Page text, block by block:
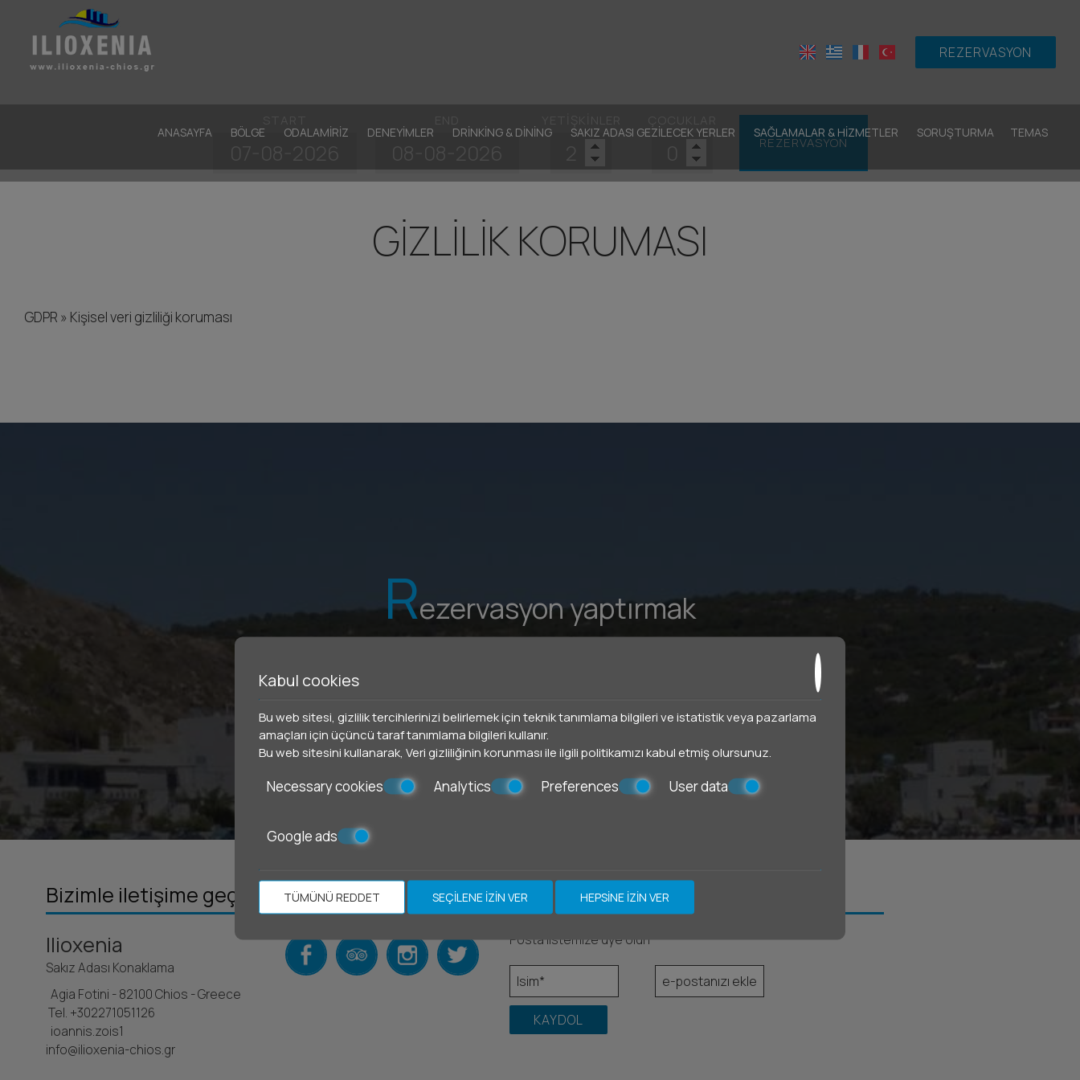
REZERVASYON
ANASAYFA BÖLGE ODALAMIRIZ DENEYIMLER DRINKING & DINING SAKIZ ADASI GEZILECEK YERLER SAĞLAMALAR & HIZMETLER SORUŞTURMA TEMAS
REZERVASYON
GIZLILIK KORUMASI
GDPR » Kişisel veri gizliliği koruması
Rezervasyon yaptırmak
Bizimle iletişime geçin
Ilioxenia
Sakız Adası Konaklama
Agia Fotini - 82100 Chios - Greece
Tel. +302271051126
ioannis.zois1
info@ilioxenia-chios.gr
Bizi takip edin Bülten
Posta listemize üye olun
KAYDOL
Kabul cookies
Bu web sitesi, gizlilik tercihlerinizi belirlemek için teknik tanımlama bilgileri ve istatistik veya pazarlama
amaçları için üçüncü taraf tanımlama bilgileri kullanır.
Bu web sitesini kullanarak, Veri gizliliğinin korunmasıile ilgili politikamızı kabul etmiş olursunuz.
Necessary cookies Analytics Preferences User data
Google ads
TÜMÜNÜ REDDET SEÇILENE IZIN VER HEPSINE IZIN VER